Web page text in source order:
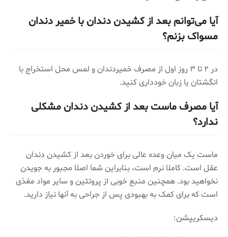
آیا می‌توانم بعد از کشیدن دندان با خمیر دندان
مسواک بزنم؟
در ۲ تا ۳ روز اول از مصرف خمیردندان و لمس محل استخراج با
انگشتان یا زبان خودداری کنید.
آیا مصرف ماست بعد از کشیدن دندان مشکلی
ندارد؟
ماست یک میان وعده عالی برای خوردن بعد از کشیدن دندان
عقل است. کاملا نرم است، بنابراین شما اصلا مجبور به جویدن
نخواهید بود. همچنین منبع خوبی از پروتئین و سایر مواد مغذی
است که برای کمک به بهبودی پس از جراحی به آنها نیاز دارید.
دیسکریپشن: